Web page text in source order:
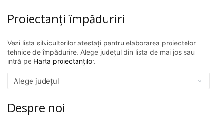
Proiectanți împăduriri
Vezi lista silvicultorilor atestați pentru elaborarea proiectelor
tehnice de împădurire. Alege județul din lista de mai jos sau
intră pe Harta proiectanților.
Despre noi